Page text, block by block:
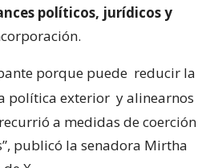
políticos, jurídicos y
porque puede reducir la
política exterior y alinearnos
a medidas de coerción
publicó la senadora Mirtha